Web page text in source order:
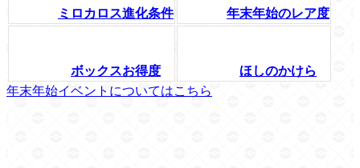
ミロカロス進化条件 年末年始のレア度
ボックスお得度
ほしのかけら
年末年始イベントについてはこちら